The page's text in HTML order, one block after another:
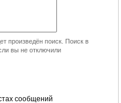
произведён поиск. Поиск в
вы не отключили
сообщений